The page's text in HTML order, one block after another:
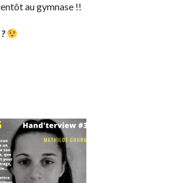
au gymnase !!